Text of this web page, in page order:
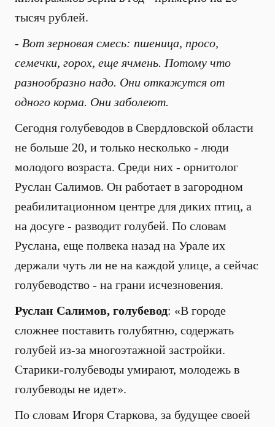
тысяч рублей.
- Вот зерновая смесь: пшеница, просо,
семечки, горох, еще ячмень. Потому что
разнообразно надо. Они откажутся от
одного корма. Они заболеют.
Сегодня голубеводов в Свердловской области
не больше 20, и только несколько - люди
молодого возраста. Среди них - орнитолог
Руслан Салимов. Он работает в загородном
реабилитационном центре для диких птиц, а
на досуге - разводит голубей. По словам
Руслана, еще полвека назад на Урале их
держали чуть ли не на каждой улице, а сейчас
голубеводство - на грани исчезновения.
Руслан Салимов, голубевод: «В городе
сложнее поставить голубятню, содержать
голубей из-за многоэтажной застройки.
Старики-голубеводы умирают, молодежь в
голубеводы не идет».
По словам Игоря Старкова, за будущее своей